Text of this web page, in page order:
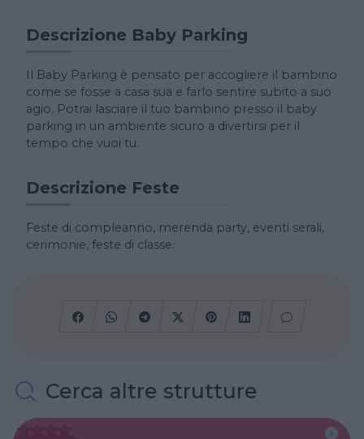
Descrizione Baby Parking
Il Baby Parking è pensato per accogliere il bambino
come se fosse a casa sua e farlo sentire subito a suo
agio. Potrai lasciare il tuo bambino presso il baby
parking in un ambiente sicuro a divertirsi per il
tempo che vuoi tu.
Descrizione Feste
Feste di compleanno, merenda party, eventi serali,
cerimonie, feste di classe.
Cerca altre strutture